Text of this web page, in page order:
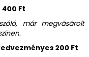
Ft
már megvásárolt
200 Ft